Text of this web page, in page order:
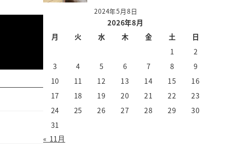
2024年5月8日
2026年8月
月
火 水 木 金 土
日
1
2
3
4 5 6 7 8
9
10
11 12 13 14 15
16
17
18 19 20 21 22
23
24
25 26 27 28 29
30
31
« 11月